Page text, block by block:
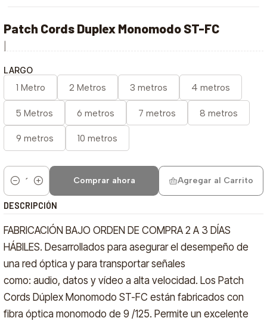
Patch Cords Duplex Monomodo ST-FC
LARGO
1 Metro 2 Metros 3 metros 4 metros
5 Metros 6 metros 7 metros 8 metros
9 metros 10 metros
Cantidad
Agregar al Carrito
Comprar ahora
DESCRIPCIÓN
FABRICACIÓN BAJO ORDEN DE COMPRA 2 A 3 DÍAS
HÁBILES. Desarrollados para asegurar el desempeño de
una red óptica y para transportar señales
como: audio, datos y vídeo a alta velocidad. Los Patch
Cords Dúplex Monomodo ST-FC están fabricados con
fibra óptica monomodo de 9 /125. Permite un excelente